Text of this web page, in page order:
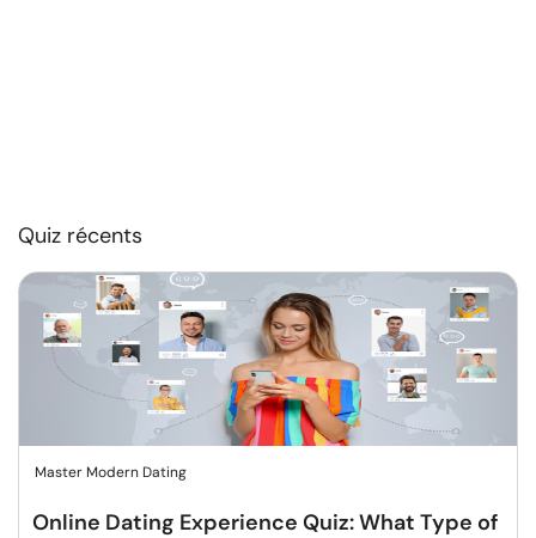
Quiz récents
Master Modern Dating
Online Dating Experience Quiz: What Type of